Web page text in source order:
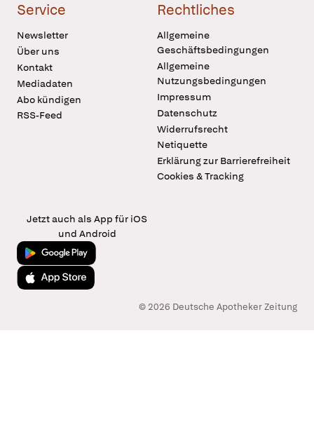
Service
Newsletter
Über uns
Kontakt
Mediadaten
Abo kündigen
RSS-Feed
Rechtliches
Allgemeine
Geschäftsbedingungen
Allgemeine
Nutzungsbedingungen
Impressum
Datenschutz
Widerrufsrecht
Netiquette
Erklärung zur Barrierefreiheit
Cookies & Tracking
Jetzt auch als App für iOS
und Android
Jetzt bei Google Play
Laden im App Store
© 2026 Deutsche Apotheker Zeitung